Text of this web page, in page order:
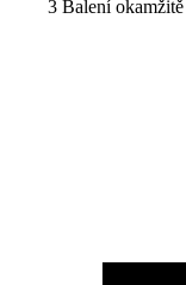
3 Balení